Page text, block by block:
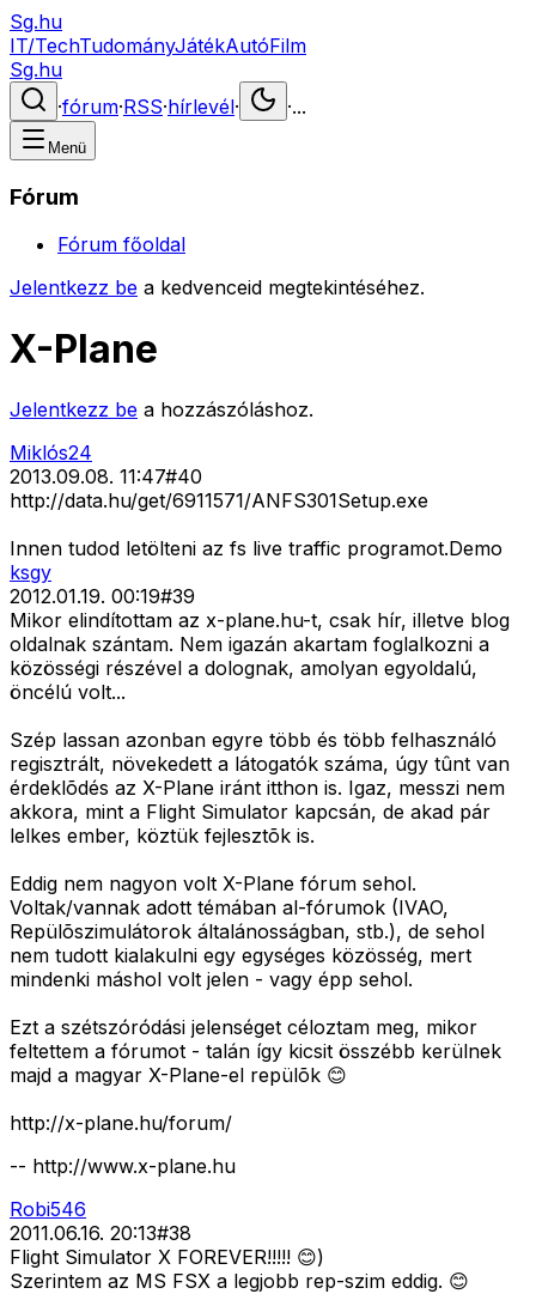
Sg.hu
IT/TechTudományJátékAutóFilm
Sg.hu
·fórum·RSS·hírlevél· ·...
Menü
Fórum
Fórum főoldal
Jelentkezz be a kedvenceid megtekintéséhez.
X-Plane
Jelentkezz be a hozzászóláshoz.
Miklós24
2013.09.08. 11:47#40
http://data.hu/get/6911571/ANFS301Setup.exe
Innen tudod letölteni az fs live traffic programot.Demo
ksgy
2012.01.19. 00:19#39
Mikor elindítottam az x-plane.hu-t, csak hír, illetve blog
oldalnak szántam. Nem igazán akartam foglalkozni a
közösségi részével a dolognak, amolyan egyoldalú,
öncélú volt...
Szép lassan azonban egyre több és több felhasználó
regisztrált, növekedett a látogatók száma, úgy tûnt van
érdeklõdés az X-Plane iránt itthon is. Igaz, messzi nem
akkora, mint a Flight Simulator kapcsán, de akad pár
lelkes ember, köztük fejlesztõk is.
Eddig nem nagyon volt X-Plane fórum sehol.
Voltak/vannak adott témában al-fórumok (IVAO,
Repülõszimulátorok általánosságban, stb.), de sehol
nem tudott kialakulni egy egységes közösség, mert
mindenki máshol volt jelen - vagy épp sehol.
Ezt a szétszóródási jelenséget céloztam meg, mikor
feltettem a fórumot - talán így kicsit összébb kerülnek
majd a magyar X-Plane-el repülõk 😊
http://x-plane.hu/forum/
-- http://www.x-plane.hu
Robi546
2011.06.16. 20:13#38
Flight Simulator X FOREVER!!!!! 😊)
Szerintem az MS FSX a legjobb rep-szim eddig. 😊